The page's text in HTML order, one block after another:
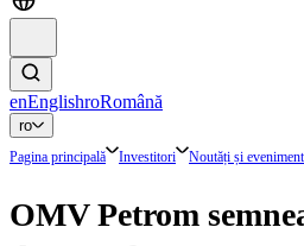
enEnglishroRomână
ro
Pagina principală Investitori Noutăți și
OMV Petrom